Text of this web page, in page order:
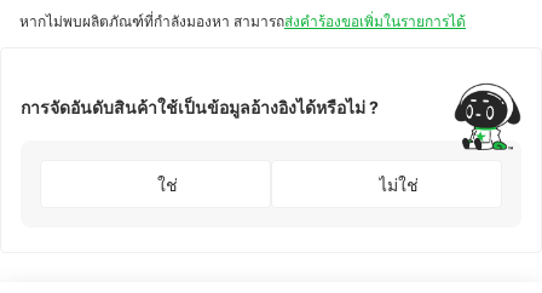
หากไม่พบผลิตภัณฑ์ที่กำลังมองหา สามารถส่งคำร้องขอเพิ่มในรายการได้
การจัดอันดับสินค้าใช้เป็นข้อมูลอ้างอิงได้หรือไม่ ?
ใช่ ไม่ใช่